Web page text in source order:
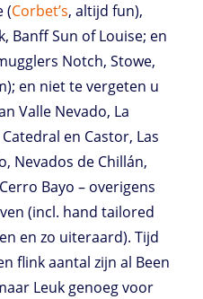
(Corbet’s, altijd fun),
Banff Sun of Louise; en
Notch, Stowe,
en niet te vergeten u
Valle Nevado, La
en Castor, Las
Nevados de Chillán,
Bayo – overigens
(incl. hand tailored
en zo uiteraard). Tijd
flink aantal zijn al Been
Leuk genoeg voor